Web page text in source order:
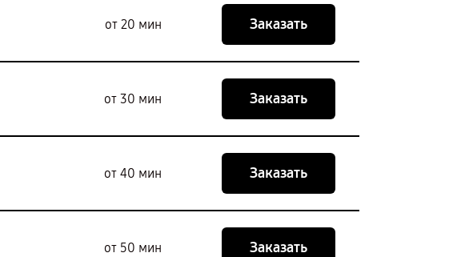
от 20 мин Заказать
от 30 мин Заказать
от 40 мин Заказать
от 50 мин Заказать